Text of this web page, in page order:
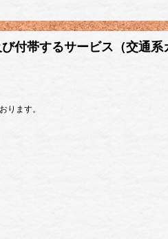
び付帯するサービス（交通系
ります。